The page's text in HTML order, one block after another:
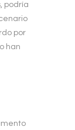
podría
por
han